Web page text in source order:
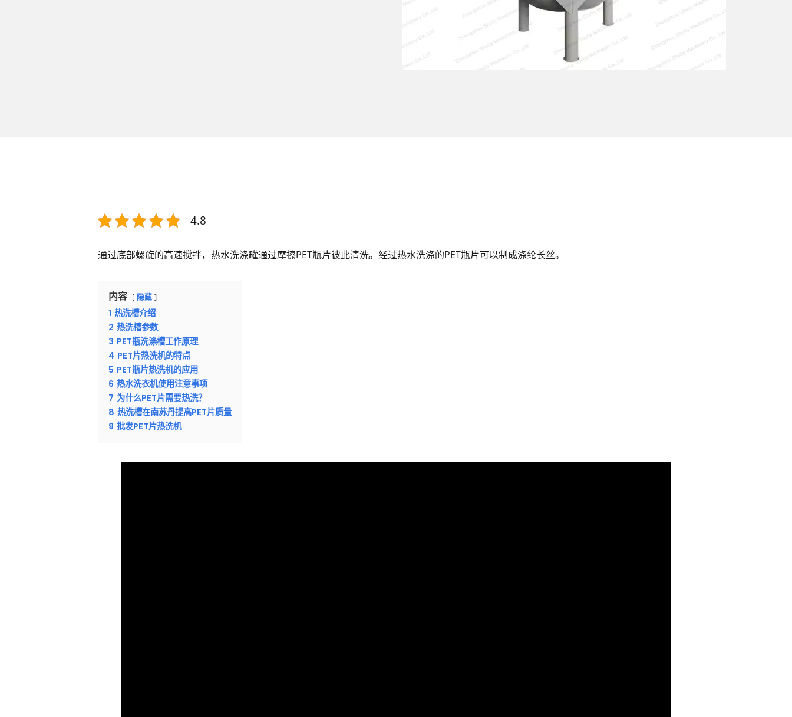
4.8
通过底部螺旋的高速搅拌，热水洗涤罐通过摩擦PET瓶片彼此清洗。经过热水洗涤的PET瓶片可以制成涤纶长丝。
内容 隐藏
1 热洗槽介绍
2 热洗槽参数
3 PET瓶洗涤槽工作原理
4 PET片热洗机的特点
5 PET瓶片热洗机的应用
6 热水洗衣机使用注意事项
7 为什么PET片需要热洗？
8 热洗槽在南苏丹提高PET片质量
9 批发PET片热洗机